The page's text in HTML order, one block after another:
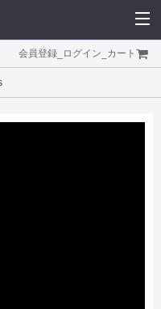
会員登録 ログイン カート